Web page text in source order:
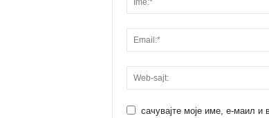
сачувајте моје име, е-маил и